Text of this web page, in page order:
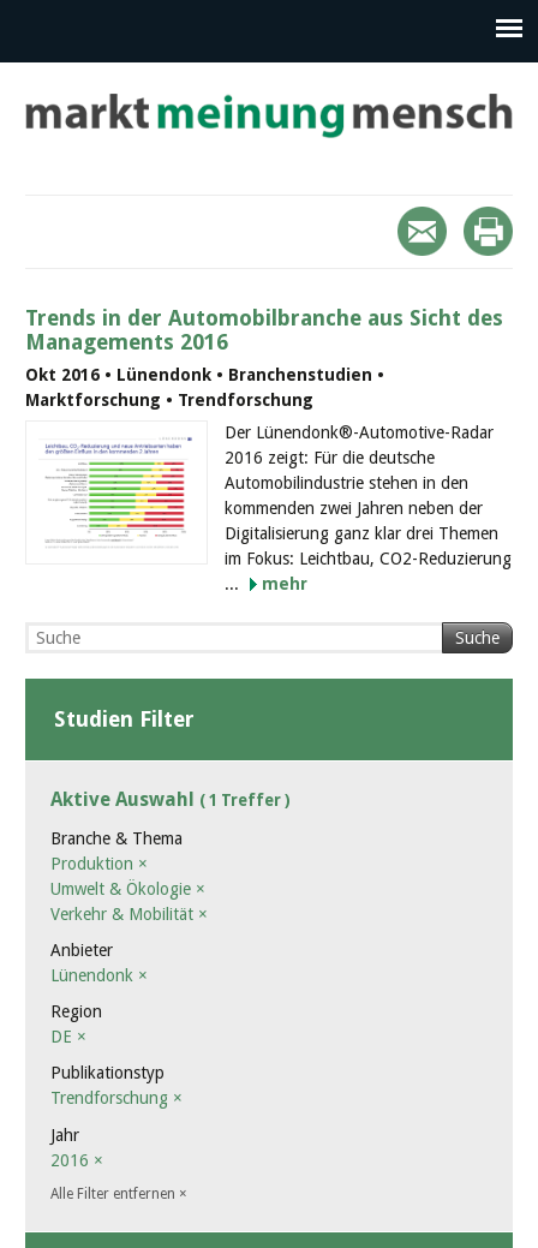
Trends in der Automobilbranche aus Sicht des
Managements 2016
Okt 2016 • Lünendonk • Branchenstudien •
Marktforschung • Trendforschung
Der Lünendonk®-Automotive-Radar
2016 zeigt: Für die deutsche
Automobilindustrie stehen in den
kommenden zwei Jahren neben der
Digitalisierung ganz klar drei Themen
im Fokus: Leichtbau, CO2-Reduzierung
...
mehr
Suche
Studien Filter
Aktive Auswahl ( 1 Treffer )
Branche & Thema
Produktion ×
Umwelt & Ökologie ×
Verkehr & Mobilität ×
Anbieter
Lünendonk ×
Region
DE ×
Publikationstyp
Trendforschung ×
Jahr
2016 ×
Alle Filter entfernen ×